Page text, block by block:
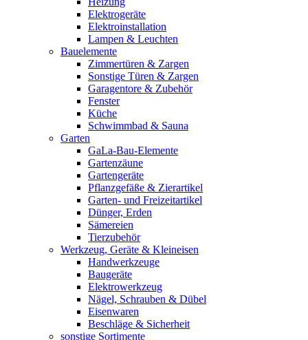
Elektrogeräte
Elektroinstallation
Lampen & Leuchten
Bauelemente
Zimmertüren & Zargen
Sonstige Türen & Zargen
Garagentore & Zubehör
Fenster
Küche
Schwimmbad & Sauna
Garten
GaLa-Bau-Elemente
Gartenzäune
Gartengeräte
Pflanzgefäße & Zierartikel
Garten- und Freizeitartikel
Dünger, Erden
Sämereien
Tierzubehör
Werkzeug, Geräte & Kleineisen
Handwerkzeuge
Baugeräte
Elektrowerkzeug
Nägel, Schrauben & Dübel
Eisenwaren
Beschläge & Sicherheit
sonstige Sortimente